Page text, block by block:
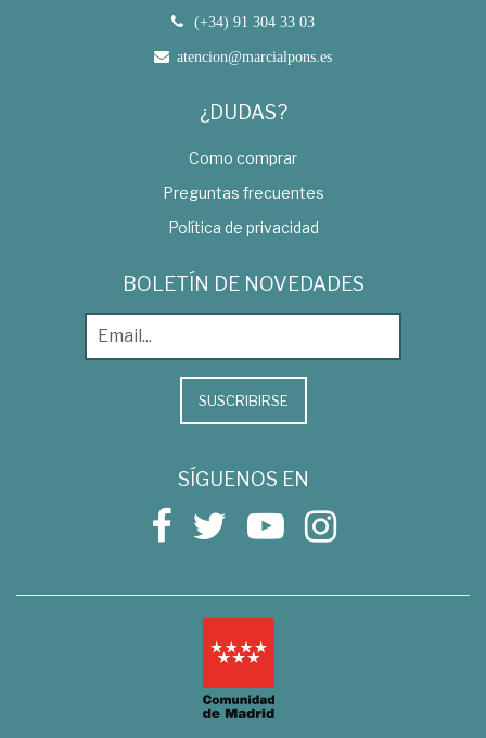
(+34) 91 304 33 03
atencion@marcialpons.es
¿DUDAS?
Como comprar
Preguntas frecuentes
Política de privacidad
BOLETÍN DE NOVEDADES
SUSCRIBIRSE
SÍGUENOS EN